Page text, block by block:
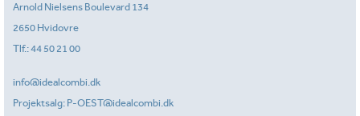
Arnold Nielsens Boulevard 134
2650 Hvidovre
Tlf.:44 50 21 00
info@idealcombi.dk
Projektsalg: P-OEST@idealcombi.dk